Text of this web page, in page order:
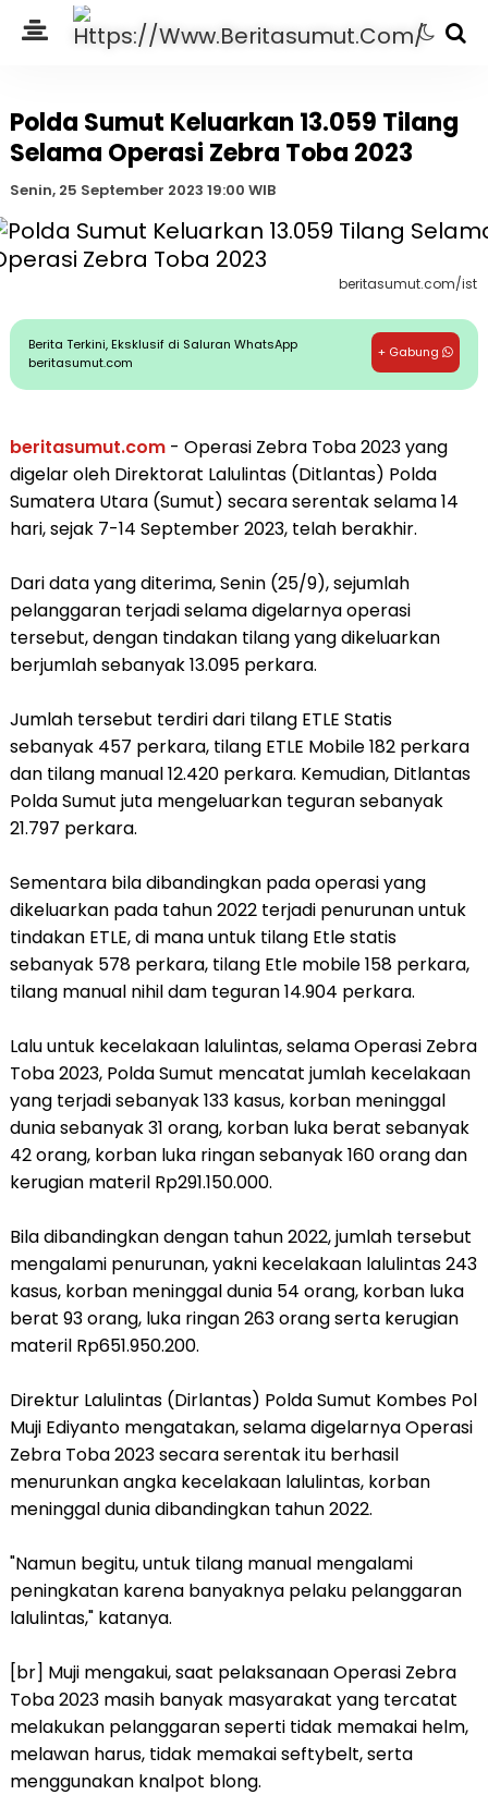
Polda Sumut Keluarkan 13.059 Tilang
Selama Operasi Zebra Toba 2023
Senin, 25 September 2023 19:00 WIB
beritasumut.com/ist
Berita Terkini, Eksklusif di Saluran WhatsApp
beritasumut.com
+ Gabung
beritasumut.com- Operasi Zebra Toba 2023 yang
digelar oleh Direktorat Lalulintas (Ditlantas) Polda
Sumatera Utara (Sumut) secara serentak selama 14
hari, sejak 7-14 September 2023, telah berakhir.
Dari data yang diterima, Senin (25/9), sejumlah
pelanggaran terjadi selama digelarnya operasi
tersebut, dengan tindakan tilang yang dikeluarkan
berjumlah sebanyak 13.095 perkara.
Jumlah tersebut terdiri dari tilang ETLE Statis
sebanyak 457 perkara, tilang ETLE Mobile 182 perkara
dan tilang manual 12.420 perkara. Kemudian, Ditlantas
Polda Sumut juta mengeluarkan teguran sebanyak
21.797 perkara.
Sementara bila dibandingkan pada operasi yang
dikeluarkan pada tahun 2022 terjadi penurunan untuk
tindakan ETLE, di mana untuk tilang Etle statis
sebanyak 578 perkara, tilang Etle mobile 158 perkara,
tilang manual nihil dam teguran 14.904 perkara.
Lalu untuk kecelakaan lalulintas, selama Operasi Zebra
Toba 2023, Polda Sumut mencatat jumlah kecelakaan
yang terjadi sebanyak 133 kasus, korban meninggal
dunia sebanyak 31 orang, korban luka berat sebanyak
42 orang, korban luka ringan sebanyak 160 orang dan
kerugian materil Rp291.150.000.
Bila dibandingkan dengan tahun 2022, jumlah tersebut
mengalami penurunan, yakni kecelakaan lalulintas 243
kasus, korban meninggal dunia 54 orang, korban luka
berat 93 orang, luka ringan 263 orang serta kerugian
materil Rp651.950.200.
Direktur Lalulintas (Dirlantas) Polda Sumut Kombes Pol
Muji Ediyanto mengatakan, selama digelarnya Operasi
Zebra Toba 2023 secara serentak itu berhasil
menurunkan angka kecelakaan lalulintas, korban
meninggal dunia dibandingkan tahun 2022.
"Namun begitu, untuk tilang manual mengalami
peningkatan karena banyaknya pelaku pelanggaran
lalulintas," katanya.
[br] Muji mengakui, saat pelaksanaan Operasi Zebra
Toba 2023 masih banyak masyarakat yang tercatat
melakukan pelanggaran seperti tidak memakai helm,
melawan harus, tidak memakai seftybelt, serta
menggunakan knalpot blong.